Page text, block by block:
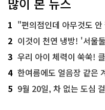
1 "편의점인데 아무것도 안 팔아
2 이것이 천연 냉방! '서울
3 우리 아이 체력이 쑥쑥!
4 한여름에도 얼음장 같은 계
5 9월 20일, 차 없는 도심 걸어